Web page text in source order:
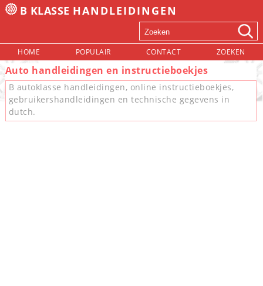
B KLASSE HANDLEIDINGEN
HOME POPULAIR CONTACT ZOEKEN
Auto handleidingen en instructieboekjes
B autoklasse handleidingen, online instructieboekjes,
gebruikershandleidingen en technische gegevens in
dutch.